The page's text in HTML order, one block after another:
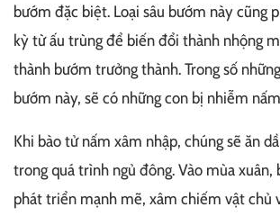
bướm đặc biệt. Loại sâu bướm này cũng
kỳ từ ấu trùng để biến đổi thành nhộng
thành bướm trưởng thành. Trong số
bướm này, sẽ có những con bị nhiễm
Khi bào tử nấm xâm nhập, chúng sẽ ăn
trong quá trình ngủ đông. Vào mùa xuân,
phát triển mạnh mẽ, xâm chiếm vật chủ